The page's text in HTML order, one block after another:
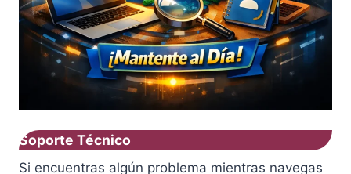
Soporte Técnico
Si encuentras algún problema mientras navegas